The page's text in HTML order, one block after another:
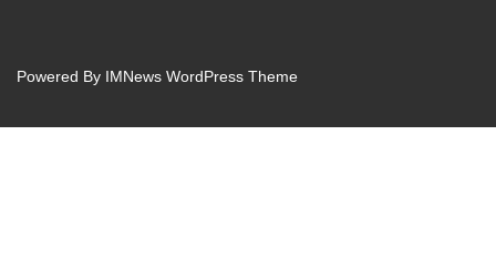
Powered By IMNews WordPress Theme